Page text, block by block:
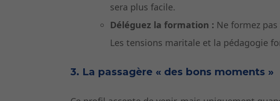
sera plus facile.
Déléguez la formation : Ne formez
Les tensions maritale et la pédagogie
3. La passagère « des bons moments »